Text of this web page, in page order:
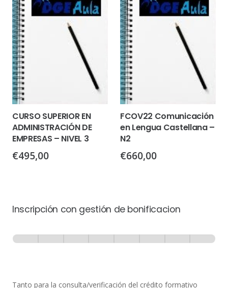
CURSO SUPERIOR EN
ADMINISTRACIÓN DE
EMPRESAS – NIVEL 3
€495,00
FCOV22 Comunicación
en Lengua Castellana –
N2
€660,00
Inscripción con gestión de bonificacion
-
de
Tanto para la consulta/verificación del crédito formativo